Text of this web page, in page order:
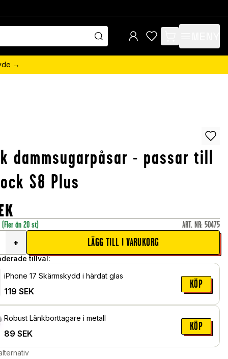
items in cart, view
→
dammsugarpåsar - passar till
S8 Plus
(Fler än 20 st) ART. NR: 50475
+ LÄGG TILL I VARUKORG
tillval:
iPhone 17 Skärmskydd i härdat glas
119 SEK
KÖP
Robust Länkborttagare i metall
89 SEK
KÖP